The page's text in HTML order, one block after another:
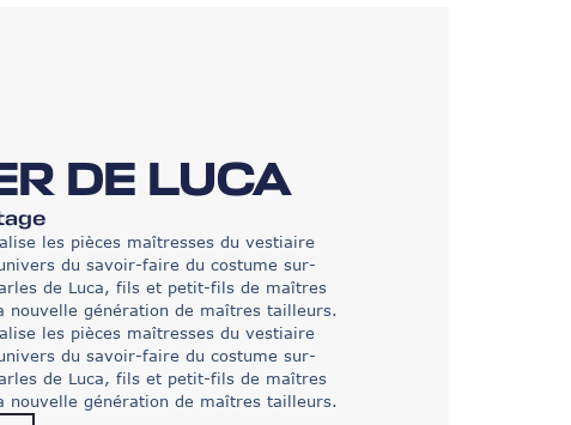
DE LUCA
les pièces maîtresses du vestiaire
du savoir-faire du costume sur-
de Luca, fils et petit-fils de maîtres
nouvelle génération de maîtres tailleurs.
les pièces maîtresses du vestiaire
du savoir-faire du costume sur-
de Luca, fils et petit-fils de maîtres
nouvelle génération de maîtres tailleurs.